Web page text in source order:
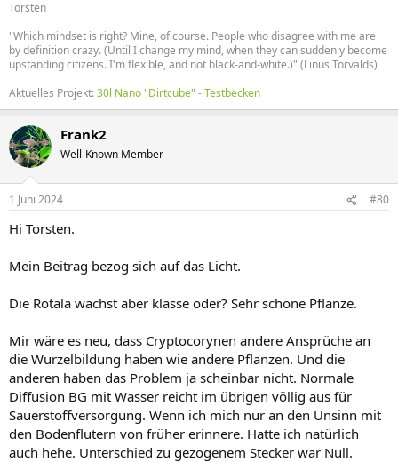
Torsten
"Which mindset is right? Mine, of course. People who disagree with me are
by definition crazy. (Until I change my mind, when they can suddenly become
upstanding citizens. I'm flexible, and not black-and-white.)" (Linus Torvalds)
Aktuelles Projekt:30l Nano "Dirtcube" - Testbecken
Frank2
Well-Known Member
1 Juni 2024 #80
Hi Torsten.
Mein Beitrag bezog sich auf das Licht.
Die Rotala wächst aber klasse oder? Sehr schöne Pflanze.
Mir wäre es neu, dass Cryptocorynen andere Ansprüche an
die Wurzelbildung haben wie andere Pflanzen. Und die
anderen haben das Problem ja scheinbar nicht. Normale
Diffusion BG mit Wasser reicht im übrigen völlig aus für
Sauerstoffversorgung. Wenn ich mich nur an den Unsinn mit
den Bodenflutern von früher erinnere. Hatte ich natürlich
auch hehe. Unterschied zu gezogenem Stecker war Null.